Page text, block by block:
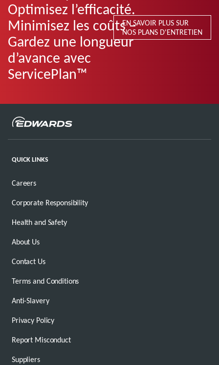
Optimisez l’efficacité.
Minimisez les coûts –
Gardez une longueur
d’avance avec
ServicePlan™
EN SAVOIR PLUS SUR
NOS PLANS D'ENTRETIEN
QUICK LINKS
Careers
Corporate Responsibility
Health and Safety
About Us
Contact Us
Terms and Conditions
Anti-Slavery
Privacy Policy
Report Misconduct
Suppliers